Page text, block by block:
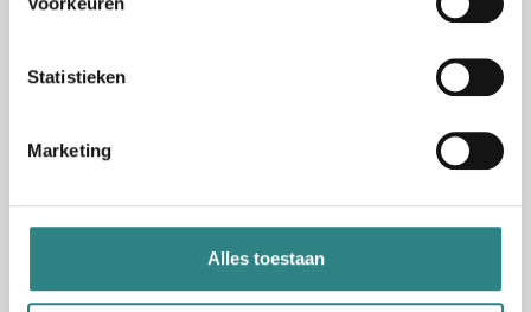
Statistieken
Marketing
Alles toestaan
Nieuws oktober 2024
October 14, 2024